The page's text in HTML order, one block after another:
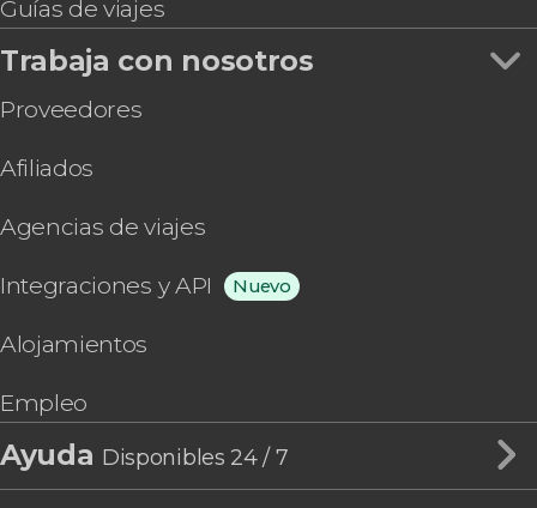
Guías de viajes
Trabaja con nosotros
Proveedores
Afiliados
Agencias de viajes
Integraciones y API Nuevo
Alojamientos
Empleo
Ayuda Disponibles 24 / 7